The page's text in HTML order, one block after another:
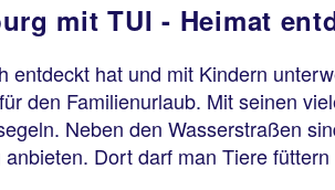
mit TUI - Heimat
entdeckt hat und mit Kindern
den Familienurlaub. Mit seinen
Neben den Wasserstraßen
Dort darf man Tiere